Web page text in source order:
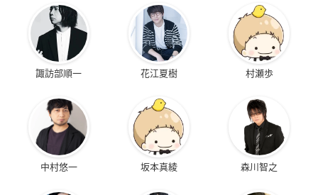
諏訪部順一 花江夏樹 村瀬歩
中村悠一 坂本真綾 森川智之